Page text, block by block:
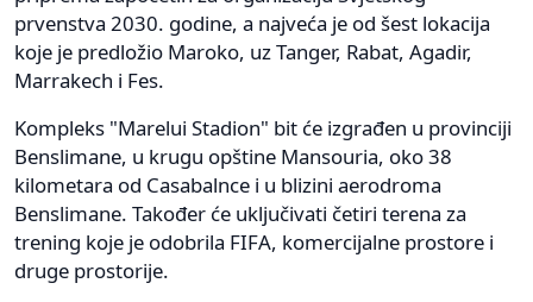
prvenstva 2030. godine, a najveća je od šest lokacija
koje je predložio Maroko, uz Tanger, Rabat, Agadir,
Marrakech i Fes.
Kompleks "Marelui Stadion" bit će izgrađen u provinciji
Benslimane, u krugu opštine Mansouria, oko 38
kilometara od Casabalnce i u blizini aerodroma
Benslimane. Također će uključivati ​​četiri terena za
trening koje je odobrila FIFA, komercijalne prostore i
druge prostorije.